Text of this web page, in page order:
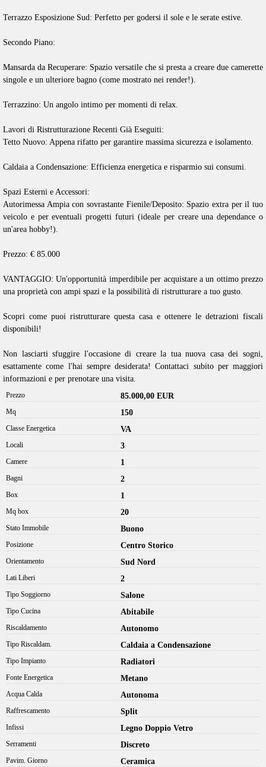
Terrazzo Esposizione Sud: Perfetto per godersi il sole e le serate estive.
Secondo Piano:
Mansarda da Recuperare: Spazio versatile che si presta a creare due camerette
singole e un ulteriore bagno (come mostrato nei render!).
Terrazzino: Un angolo intimo per momenti di relax.
Lavori di Ristrutturazione Recenti Già Eseguiti:
Tetto Nuovo: Appena rifatto per garantire massima sicurezza e isolamento.
Caldaia a Condensazione: Efficienza energetica e risparmio sui consumi.
Spazi Esterni e Accessori:
Autorimessa Ampia con sovrastante Fienile/Deposito: Spazio extra per il tuo
veicolo e per eventuali progetti futuri (ideale per creare una dependance o
un'area hobby!).
Prezzo: € 85.000
VANTAGGIO: Un'opportunità imperdibile per acquistare a un ottimo prezzo
una proprietà con ampi spazi e la possibilità di ristrutturare a tuo gusto.
Scopri come puoi ristrutturare questa casa e ottenere le detrazioni fiscali
disponibili!
Non lasciarti sfuggire l'occasione di creare la tua nuova casa dei sogni,
esattamente come l'hai sempre desiderata! Contattaci subito per maggiori
informazioni e per prenotare una visita.
Prezzo 85.000,00 EUR
Mq 150
Classe Energetica VA
Locali 3
Camere 1
Bagni 2
Box 1
Mq box 20
Stato Immobile Buono
Posizione Centro Storico
Orientamento Sud Nord
Lati Liberi 2
Tipo Soggiorno Salone
Tipo Cucina Abitabile
Riscaldamento Autonomo
Tipo Riscaldam. Caldaia a Condensazione
Tipo Impianto Radiatori
Fonte Energetica Metano
Acqua Calda Autonoma
Raffrescamento Split
Infissi Legno Doppio Vetro
Serramenti Discreto
Pavim. Giorno Ceramica